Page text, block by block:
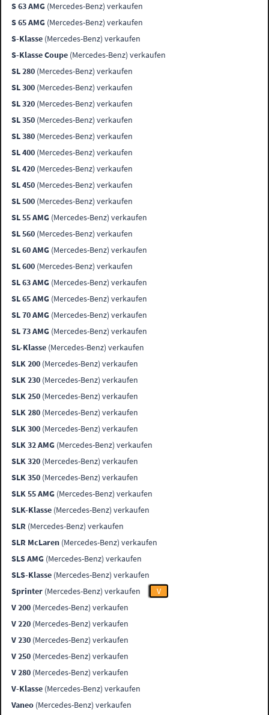
S 63 AMG (Mercedes-Benz) verkaufen
S 65 AMG (Mercedes-Benz) verkaufen
S-Klasse (Mercedes-Benz) verkaufen
S-Klasse Coupe (Mercedes-Benz) verkaufen
SL 280 (Mercedes-Benz) verkaufen
SL 300 (Mercedes-Benz) verkaufen
SL 320 (Mercedes-Benz) verkaufen
SL 350 (Mercedes-Benz) verkaufen
SL 380 (Mercedes-Benz) verkaufen
SL 400 (Mercedes-Benz) verkaufen
SL 420 (Mercedes-Benz) verkaufen
SL 450 (Mercedes-Benz) verkaufen
SL 500 (Mercedes-Benz) verkaufen
SL 55 AMG (Mercedes-Benz) verkaufen
SL 560 (Mercedes-Benz) verkaufen
SL 60 AMG (Mercedes-Benz) verkaufen
SL 600 (Mercedes-Benz) verkaufen
SL 63 AMG (Mercedes-Benz) verkaufen
SL 65 AMG (Mercedes-Benz) verkaufen
SL 70 AMG (Mercedes-Benz) verkaufen
SL 73 AMG (Mercedes-Benz) verkaufen
SL-Klasse (Mercedes-Benz) verkaufen
SLK 200 (Mercedes-Benz) verkaufen
SLK 230 (Mercedes-Benz) verkaufen
SLK 250 (Mercedes-Benz) verkaufen
SLK 280 (Mercedes-Benz) verkaufen
SLK 300 (Mercedes-Benz) verkaufen
SLK 32 AMG (Mercedes-Benz) verkaufen
SLK 320 (Mercedes-Benz) verkaufen
SLK 350 (Mercedes-Benz) verkaufen
SLK 55 AMG (Mercedes-Benz) verkaufen
SLK-Klasse (Mercedes-Benz) verkaufen
SLR (Mercedes-Benz) verkaufen
SLR McLaren (Mercedes-Benz) verkaufen
SLS AMG (Mercedes-Benz) verkaufen
SLS-Klasse (Mercedes-Benz) verkaufen
Sprinter (Mercedes-Benz) verkaufen
V
V 200 (Mercedes-Benz) verkaufen
V 220 (Mercedes-Benz) verkaufen
V 230 (Mercedes-Benz) verkaufen
V 250 (Mercedes-Benz) verkaufen
V 280 (Mercedes-Benz) verkaufen
V-Klasse (Mercedes-Benz) verkaufen
Vaneo (Mercedes-Benz) verkaufen